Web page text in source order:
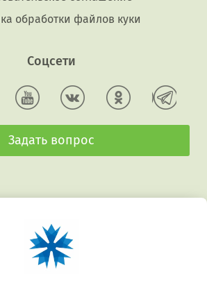
обработки файлов куки
Соцсети
Задать вопрос